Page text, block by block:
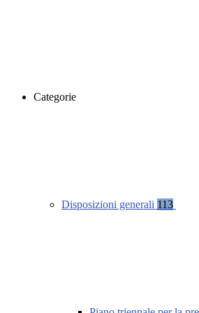
Categorie
Disposizioni generali 113